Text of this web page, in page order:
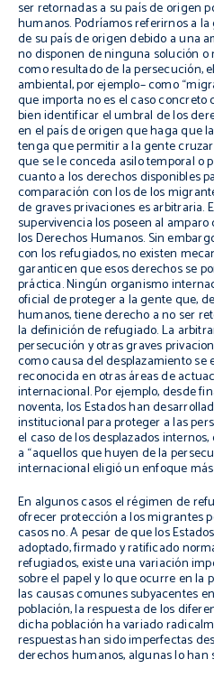
ser retornadas a su país de origen
humanos. Podríamos referirnos a
de su país de origen debido a una
no disponen de ninguna solución
como resultado de la persecución,
ambiental, por ejemplo– como
que importa no es el caso concreto
bien identificar el umbral de los
en el país de origen que haga que
tenga que permitir a la gente
que se le conceda asilo temporal o
cuanto a los derechos disponibles
comparación con los de los
de graves privaciones es arbitraria.
supervivencia los poseen al
los Derechos Humanos. Sin
con los refugiados, no existen
garanticen que esos derechos se
práctica. Ningún organismo
oficial de proteger a la gente que,
humanos, tiene derecho a no ser
la definición de refugiado. La
persecución y otras graves
como causa del desplazamiento
reconocida en otras áreas de
internacional. Por ejemplo, desde
noventa, los Estados han
institucional para proteger a las
el caso de los desplazados
a “aquellos que huyen de la
internacional eligió un enfoque
En algunos casos el régimen de
ofrecer protección a los migrantes
casos no. A pesar de que los
adoptado, firmado y ratificado
refugiados, existe una variación
sobre el papel y lo que ocurre en la
las causas comunes subyacentes
población, la respuesta de los
dicha población ha variado
respuestas han sido imperfectas
derechos humanos, algunas lo han